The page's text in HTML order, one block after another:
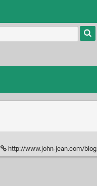
http://www.john-jean.com/blog/securite-